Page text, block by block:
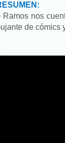
Ramos nos
de cómics